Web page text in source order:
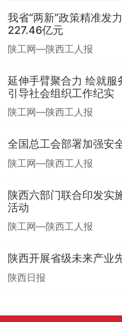
我省“两新”政策精准发
227.46亿元
陕工网—陕西工人报
延伸手臂聚合力 绘就
引导社会组织工作纪实
陕工网—陕西工人报
全国总工会部署加强安
陕工网—陕西工人报
陕西六部门联合印发实
活动
陕工网—陕西工人报
陕西开展省级未来产业
陕西日报